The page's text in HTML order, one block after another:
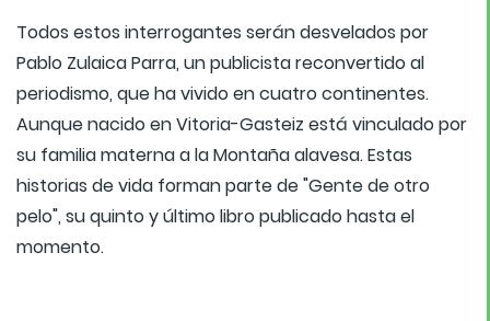
Todos estos interrogantes serán desvelados por
Pablo Zulaica Parra, un publicista reconvertido al
periodismo, que ha vivido en cuatro continentes.
Aunque nacido en Vitoria-Gasteiz está vinculado por
su familia materna a la Montaña alavesa. Estas
historias de vida forman parte de "Gente de otro
pelo", su quinto y último libro publicado hasta el
momento.